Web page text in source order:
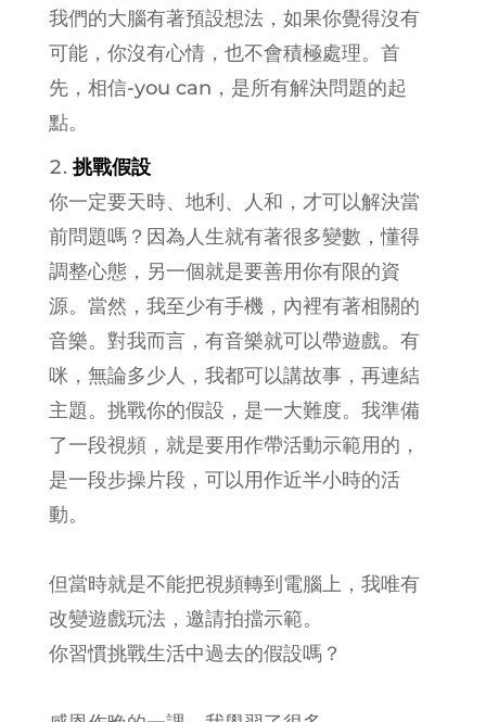
我們的大腦有著預設想法，如果你覺得沒有
可能，你沒有心情，也不會積極處理。首
先，相信-you can，是所有解決問題的起
點。
挑戰假設
你一定要天時、地利、人和，才可以解決當
前問題嗎？因為人生就有著很多變數，懂得
調整心態，另一個就是要善用你有限的資
源。當然，我至少有手機，內裡有著相關的
音樂。對我而言，有音樂就可以帶遊戲。有
咪，無論多少人，我都可以講故事，再連結
主題。挑戰你的假設，是一大難度。我準備
了一段視頻，就是要用作帶活動示範用的，
是一段步操片段，可以用作近半小時的活
動。
但當時就是不能把視頻轉到電腦上，我唯有
改變遊戲玩法，邀請拍擋示範。
你習慣挑戰生活中過去的假設嗎？